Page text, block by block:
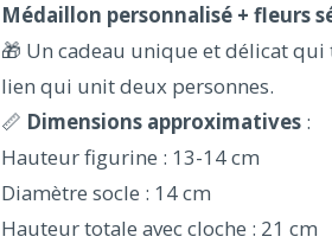
Médaillon personnalisé + fleurs
🎁 Un cadeau unique et délicat
lien qui unit deux personnes.
📏 Dimensions approximatives :
Hauteur figurine : 13-14 cm
Diamètre socle : 14 cm
Hauteur totale avec cloche : 21 cm